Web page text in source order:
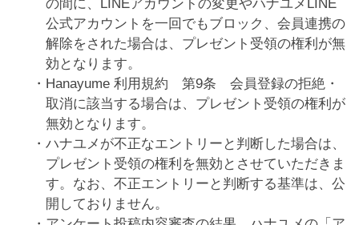
の間に、LINEアカウントの変更やハナユメLINE
公式アカウントを一回でもブロック、会員連携の
解除をされた場合は、プレゼント受領の権利が無
効となります。
Hanayume 利用規約 第9条 会員登録の拒絶・
取消に該当する場合は、プレゼント受領の権利が
無効となります。
ハナユメが不正なエントリーと判断した場合は、
プレゼント受領の権利を無効とさせていただきま
す。なお、不正エントリーと判断する基準は、公
開しておりません。